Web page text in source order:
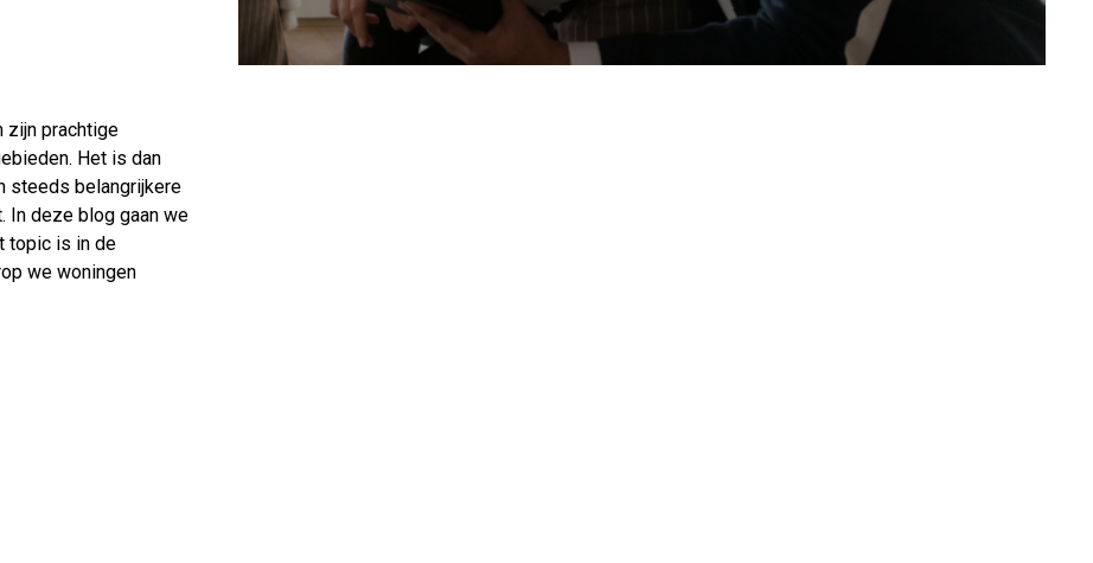
zijn prachtige
Het is dan
steeds belangrijkere
In deze blog gaan we
topic is in de
we woningen